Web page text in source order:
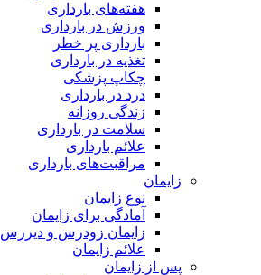
هفته‌های بارداری
ورزش در بارداری
بارداری پر خطر
تغذیه در بارداری
چکاپ پزشکی
درد در بارداری
زندگی روزانه
سلامت در بارداری
علائم بارداری
مراقبت‌های بارداری
زایمان
نوع زایمان
آمادگی برای زایمان
زایمان زودرس و دیررس
علائم زایمان
پس از زایمان